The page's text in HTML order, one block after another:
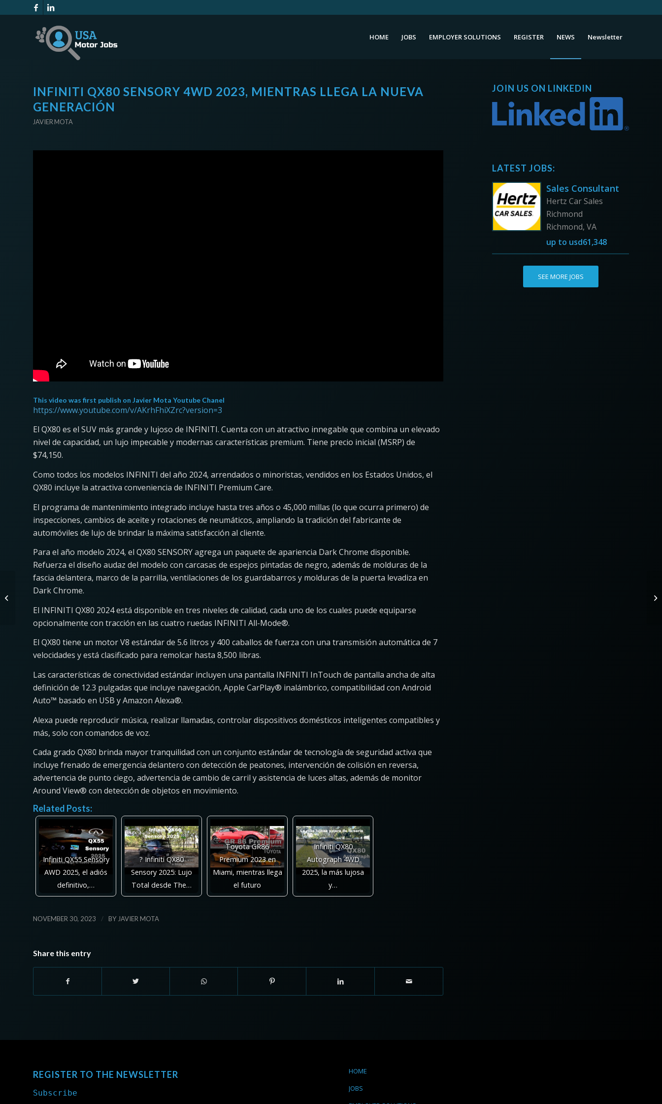
HOME JOBS EMPLOYER SOLUTIONS REGISTER NEWS Newsletter
INFINITI QX80 SENSORY 4WD 2023, MIENTRAS LLEGA LA NUEVA
GENERACIÓN
JAVIER MOTA
This video was first publish on Javier Mota Youtube Chanel
https://www.youtube.com/v/AKrhFhiXZrc?version=3
El QX80 es el SUV más grande y lujoso de INFINITI. Cuenta con un atractivo innegable que combina un elevado
nivel de capacidad, un lujo impecable y modernas características premium. Tiene precio inicial (MSRP) de
$74,150.
Como todos los modelos INFINITI del año 2024, arrendados o minoristas, vendidos en los Estados Unidos, el
QX80 incluye la atractiva conveniencia de INFINITI Premium Care.
El programa de mantenimiento integrado incluye hasta tres años o 45,000 millas (lo que ocurra primero) de
inspecciones, cambios de aceite y rotaciones de neumáticos, ampliando la tradición del fabricante de
automóviles de lujo de brindar la máxima satisfacción al cliente.
Para el año modelo 2024, el QX80 SENSORY agrega un paquete de apariencia Dark Chrome disponible.
Refuerza el diseño audaz del modelo con carcasas de espejos pintadas de negro, además de molduras de la
fascia delantera, marco de la parrilla, ventilaciones de los guardabarros y molduras de la puerta levadiza en
Dark Chrome.
El INFINITI QX80 2024 está disponible en tres niveles de calidad, cada uno de los cuales puede equiparse
opcionalmente con tracción en las cuatro ruedas INFINITI All-Mode®.
El QX80 tiene un motor V8 estándar de 5.6 litros y 400 caballos de fuerza con una transmisión automática de 7
velocidades y está clasificado para remolcar hasta 8,500 libras.
Las características de conectividad estándar incluyen una pantalla INFINITI InTouch de pantalla ancha de alta
definición de 12.3 pulgadas que incluye navegación, Apple CarPlay® inalámbrico, compatibilidad con Android
Auto™ basado en USB y Amazon Alexa®.
Alexa puede reproducir música, realizar llamadas, controlar dispositivos domésticos inteligentes compatibles y
más, solo con comandos de voz.
Cada grado QX80 brinda mayor tranquilidad con un conjunto estándar de tecnología de seguridad activa que
incluye frenado de emergencia delantero con detección de peatones, intervención de colisión en reversa,
advertencia de punto ciego, advertencia de cambio de carril y asistencia de luces altas, además de monitor
Around View® con detección de objetos en movimiento.
Related Posts:
Infiniti QX55 Sensory
AWD 2025, el adiós
definitivo,…
? Infiniti QX80
Sensory 2025: Lujo
Total desde The…
Toyota GR86
Premium 2023 en
Miami, mientras llega
el futuro
Infiniti QX80
Autograph 4WD
2025, la más lujosa
y…
NOVEMBER 30, 2023 / BY JAVIER MOTA
Share this entry
JOIN US ON LINKEDIN
LATEST JOBS:
Sales Consultant
Hertz Car Sales
Richmond
Richmond, VA
up to usd61,348
SEE MORE JOBS
REGISTER TO THE NEWSLETTER
Subscribe
HOME
JOBS
SO Many Great
Changes! 2025 Chevy
Tahoe Big
Improvement